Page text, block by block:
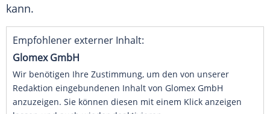
kann.
Empfohlener externer Inhalt:
Glomex GmbH
Wir benötigen Ihre Zustimmung, um den von unserer
Redaktion eingebundenen Inhalt von Glomex GmbH
anzuzeigen. Sie können diesen mit einem Klick anzeigen